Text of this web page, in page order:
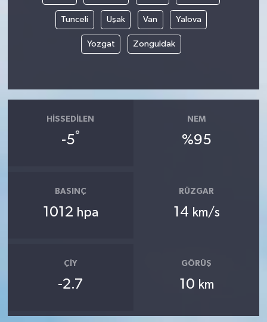
Tunceli Uşak Van Yalova
Yozgat Zonguldak
HISSEDILEN
-5°
NEM
%95
BASINÇ
1012 hpa
RÜZGAR
14 km/s
ÇIY
-2.7
GÖRÜŞ
10 km